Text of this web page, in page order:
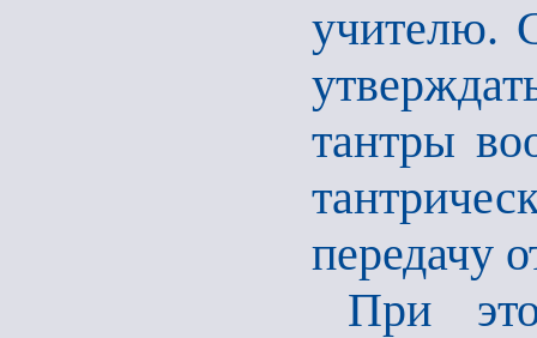
учителю.
тантры
передачу
При